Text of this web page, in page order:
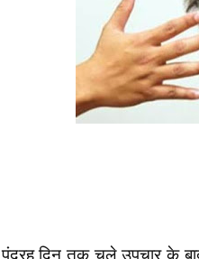
पंद्रह दिन तक चले उपचार के